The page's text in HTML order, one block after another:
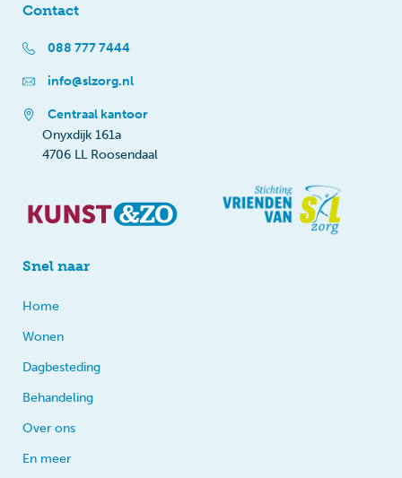
Contact
088 777 7444
info@slzorg.nl
Centraal kantoor
Onyxdijk 161a
4706 LL Roosendaal
Snel naar
Home
Wonen
Dagbesteding
Behandeling
Over ons
En meer